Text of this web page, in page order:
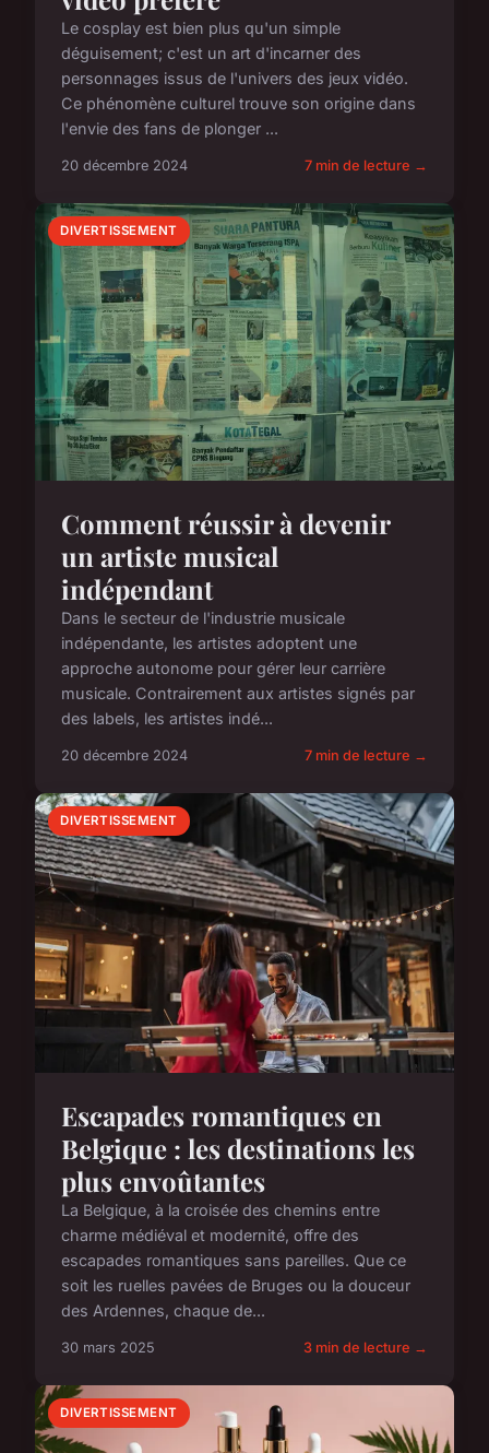
Le cosplay est bien plus qu'un simple
déguisement; c'est un art d'incarner des
personnages issus de l'univers des jeux vidéo.
Ce phénomène culturel trouve son origine dans
l'envie des fans de plonger ...
20 décembre 2024 7 min de lecture →
DIVERTISSEMENT
Comment réussir à devenir
un artiste musical
indépendant
Dans le secteur de l'industrie musicale
indépendante, les artistes adoptent une
approche autonome pour gérer leur carrière
musicale. Contrairement aux artistes signés par
des labels, les artistes indé...
20 décembre 2024 7 min de lecture →
DIVERTISSEMENT
Escapades romantiques en
Belgique : les destinations les
plus envoûtantes
La Belgique, à la croisée des chemins entre
charme médiéval et modernité, offre des
escapades romantiques sans pareilles. Que ce
soit les ruelles pavées de Bruges ou la douceur
des Ardennes, chaque de...
30 mars 2025 3 min de lecture →
DIVERTISSEMENT